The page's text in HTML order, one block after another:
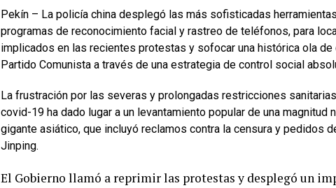
Pekín – La policía china desplegó las más sofisticadas
programas de reconocimiento facial y rastreo de teléfonos, para
implicados en las recientes protestas y sofocar una histórica ola de
Partido Comunista a través de una estrategia de control social
La frustración por las severas y prolongadas restricciones
covid-19 ha dado lugar a un levantamiento popular de una magnitud
gigante asiático, que incluyó reclamos contra la censura y pedidos
Jinping.
El Gobierno llamó a reprimir las protestas y desplegó un